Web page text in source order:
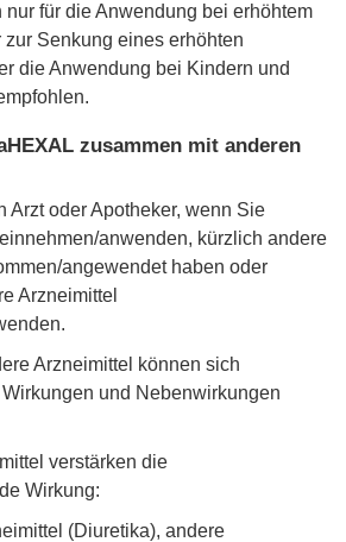
für die Anwendung bei erhöhtem
zur Senkung eines erhöhten
die Anwendung bei Kindern und
zusammen mit anderen
Arzt oder Apotheker, wenn Sie
anwenden, kürzlich andere
angewendet haben oder
Arzneimittel
Arzneimittel können sich
und Nebenwirkungen
verstärken die
Wirkung:
(Diuretika), andere